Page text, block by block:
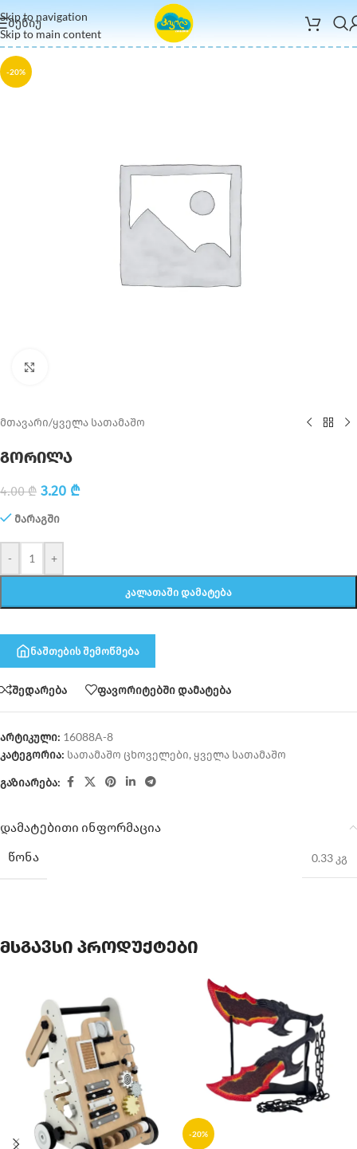
Skip to navigation
Skip to main content
ᲛᲔᲜᲘᲣ
-20%
მთავარი/ყველა სათამაშო
გორილა
4.00₾ 3.20 ₾
მარაგში
- +
ᲙᲐᲚᲐᲗᲐᲨᲘ ᲓᲐᲛᲐᲢᲔᲑᲐ
ნაშთების შემოწმება
შედარება ფავორიტებში დამატება
არტიკული: 16088A-8
კატეგორია: სათამაშო ცხოველები, ყველა სათამაშო
გაზიარება:
დამატებითი ინფორმაცია
ᲬᲝᲜᲐ
0.33 კგ
მსგავსი პროდუქტები
-20%